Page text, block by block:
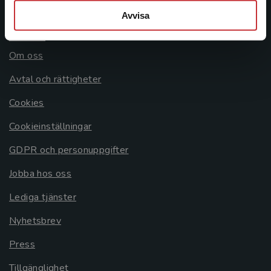
Avvisa
Allmänna länkar
Om oss
Avtal och rättigheter
Cookies
Cookieinställningar
GDPR och personuppgifter
Jobba hos oss
Lediga tjänster
Nyhetsbrev
Press
Tillgänglighet